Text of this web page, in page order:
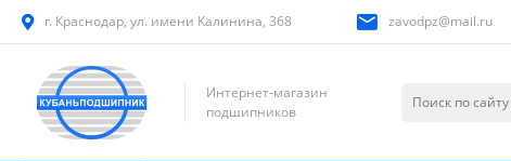
г. Краснодар, ул. имени Калинина, 368 zavodpz@mail.ru
Интернет-магазин
подшипников